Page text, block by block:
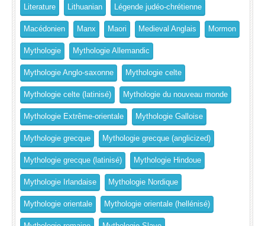
Literature Lithuanian Légende judéo-chrétienne
Macédonien Manx Maori Medieval Anglais Mormon
Mythologie Mythologie Allemandic
Mythologie Anglo-saxonne Mythologie celte
Mythologie celte (latinisé) Mythologie du nouveau monde
Mythologie Extrême-orientale Mythologie Galloise
Mythologie grecque Mythologie grecque (anglicized)
Mythologie grecque (latinisé) Mythologie Hindoue
Mythologie Irlandaise Mythologie Nordique
Mythologie orientale Mythologie orientale (hellénisé)